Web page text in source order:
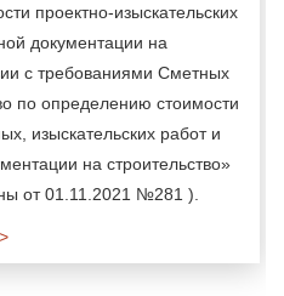
проектно-изыскательских
документации на
с требованиями Сметных
по определению стоимости
изыскательских работ и
на строительство»
от 01.11.2021 №281 ).